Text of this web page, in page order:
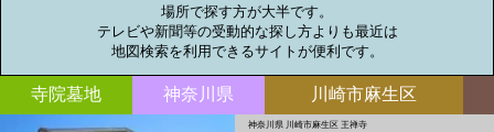
場所で探す方が大半です。
テレビや新聞等の受動的な探し方よりも最近は
地図検索を利用できるサイトが便利です。
寺院墓地 神奈川県 川崎市麻生区
神奈川県 川崎市麻生区 王禅寺